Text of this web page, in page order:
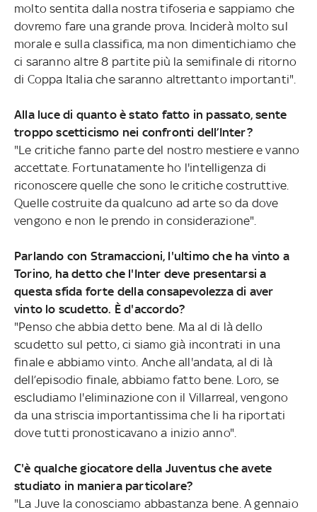
molto sentita dalla nostra tifoseria e sappiamo che
dovremo fare una grande prova. Inciderà molto sul
morale e sulla classifica, ma non dimentichiamo che
ci saranno altre 8 partite più la semifinale di ritorno
di Coppa Italia che saranno altrettanto importanti".
Alla luce di quanto è stato fatto in passato, sente
troppo scetticismo nei confronti dell’Inter?
"Le critiche fanno parte del nostro mestiere e vanno
accettate. Fortunatamente ho l'intelligenza di
riconoscere quelle che sono le critiche costruttive.
Quelle costruite da qualcuno ad arte so da dove
vengono e non le prendo in considerazione".
Parlando con Stramaccioni, l'ultimo che ha vinto a
Torino, ha detto che l'Inter deve presentarsi a
questa sfida forte della consapevolezza di aver
vinto lo scudetto. È d'accordo?
"Penso che abbia detto bene. Ma al di là dello
scudetto sul petto, ci siamo già incontrati in una
finale e abbiamo vinto. Anche all'andata, al di là
dell’episodio finale, abbiamo fatto bene. Loro, se
escludiamo l'eliminazione con il Villarreal, vengono
da una striscia importantissima che li ha riportati
dove tutti pronosticavano a inizio anno".
C'è qualche giocatore della Juventus che avete
studiato in maniera particolare?
"La Juve la conosciamo abbastanza bene. A gennaio